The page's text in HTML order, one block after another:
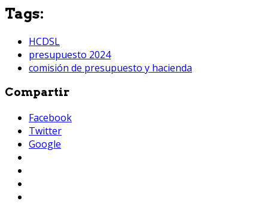
Tags:
HCDSL
presupuesto 2024
comisión de presupuesto y hacienda
Compartir
Facebook
Twitter
Google